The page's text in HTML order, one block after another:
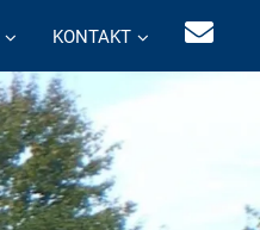
KONTAKT